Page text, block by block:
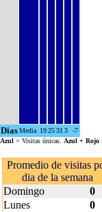
DiasMedia 192531 3
-7
Azul = Visitas únicas. Azul + Rojo
Promedio de visitas
dia de la semana
Domingo
0
Lunes
0